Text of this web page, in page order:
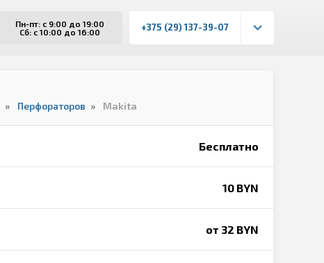
Пн-пт: с 9:00 до 19:00
Сб: с 10:00 до 16:00
+375 (29) 137-39-07
Перфораторов Makita
Бесплатно
10 BYN
от 32 BYN